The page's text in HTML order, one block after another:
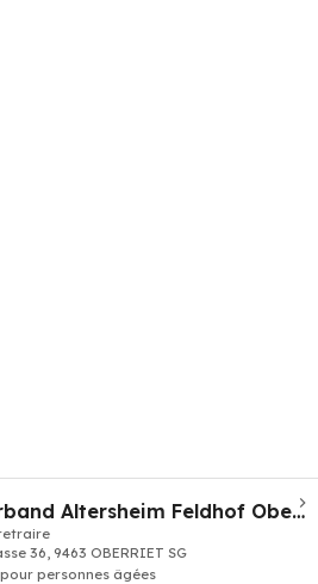
Zweckverband Altersheim Feldhof Oberriet-Rüthi
36, 9463 OBERRIET SG
personnes âgées